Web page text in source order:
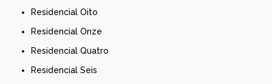
Residencial Oito
Residencial Onze
Residencial Quatro
Residencial Seis